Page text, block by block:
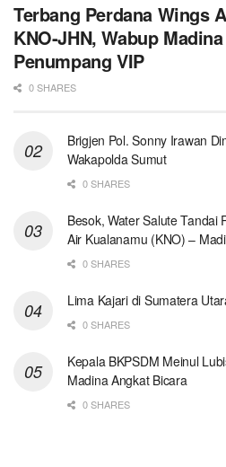
Terbang Perdana Wings
KNO-JHN, Wabup
Penumpang VIP
0 SHARES
Brigjen Pol. Sonny Irawan
Wakapolda Sumut
0 SHARES
Besok, Water Salute
Air Kualanamu (KNO) –
0 SHARES
Lima Kajari di Sumatera
0 SHARES
Kepala BKPSDM Meinul
Madina Angkat Bicara
0 SHARES